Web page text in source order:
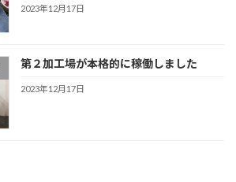
2023年12月17日
第２加工場が本格的に稼働しました
2023年12月17日